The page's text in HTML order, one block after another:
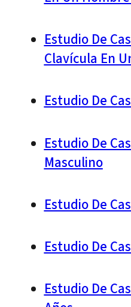
Estudio De
Clavícula En
Estudio De
Estudio De
Masculino
Estudio De
Estudio De
Estudio De